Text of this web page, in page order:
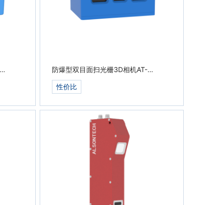
防爆型双目面扫光栅3D相机AT-
S1000-06C-D
性价比